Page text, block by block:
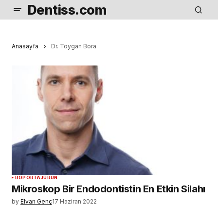
Dentiss.com
Anasayfa Dr. Toygan Bora
RÖPORTAJÜRÜN
Mikroskop Bir Endodontistin En Etkin Silahı
by Elvan Genç17 Haziran 2022